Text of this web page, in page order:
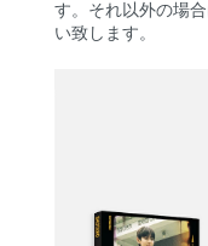
す。それ以外の場
い致します。